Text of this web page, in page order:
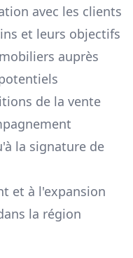
avec les clients
et leurs objectifs
auprès
de la vente
la signature de
et à l'expansion
la région